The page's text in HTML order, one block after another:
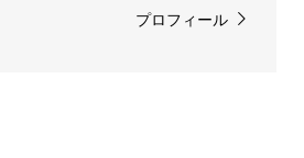
プロフィール